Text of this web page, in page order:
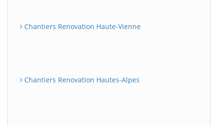
Chantiers Renovation Haute-Vienne
Chantiers Renovation Hautes-Alpes